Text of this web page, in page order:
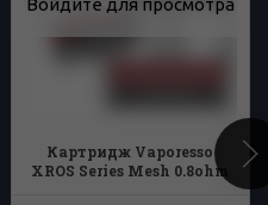
Войдите для просмотра
Картридж Vaporesso
XROS Series Mesh 0.8ohm